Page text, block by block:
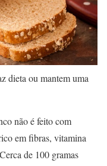
dieta ou mantem uma
não é feito com
em fibras, vitamina
de 100 gramas